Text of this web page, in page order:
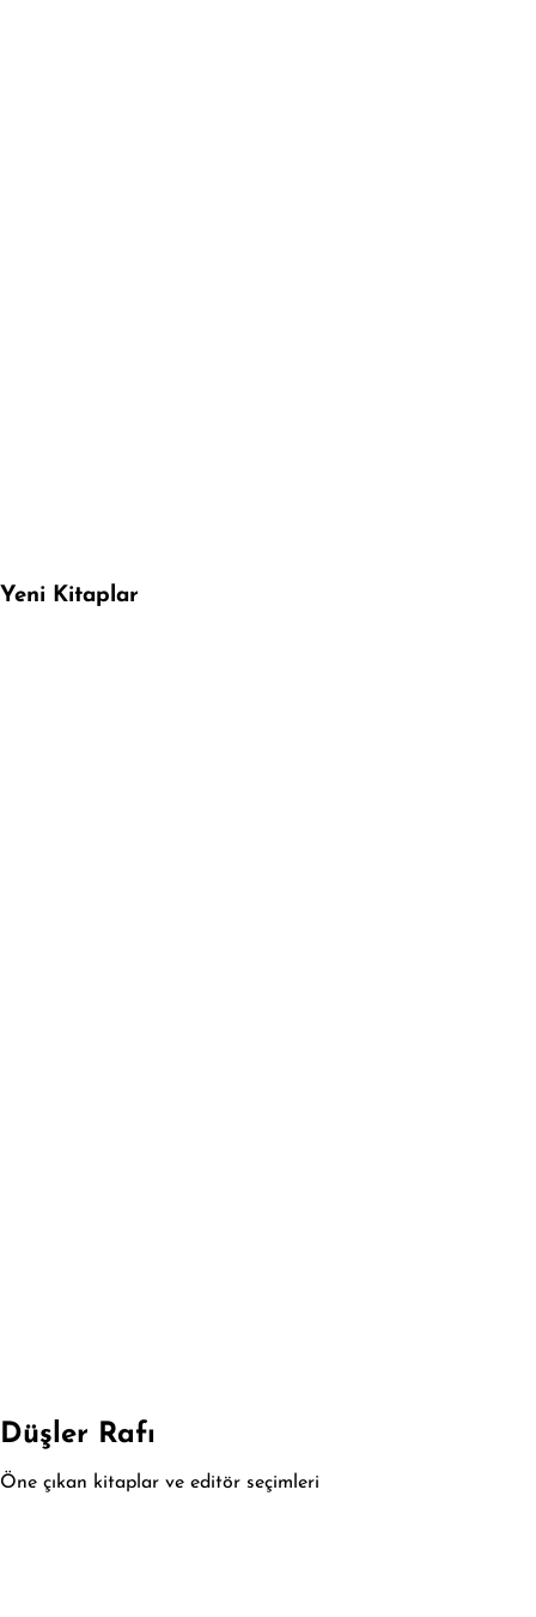
Yeni Kitaplar
Düşler Rafı
Öne çıkan kitaplar ve editör seçimleri